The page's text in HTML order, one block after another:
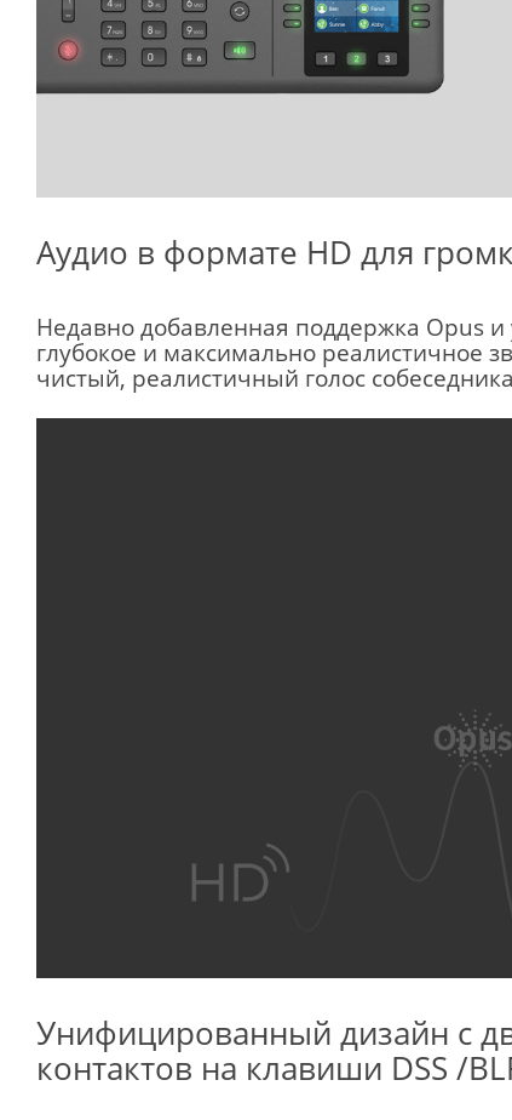
Аудио в формате HD для
Недавно добавленная поддержка Opus
глубокое и максимально реалистичное
чистый, реалистичный голос
Унифицированный дизайн с
контактов на клавиши DSS /